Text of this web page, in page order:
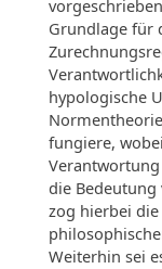
Grundlage für
hypologische
fungiere,
die Bedeutung
zog hierbei
Weiterhin sei